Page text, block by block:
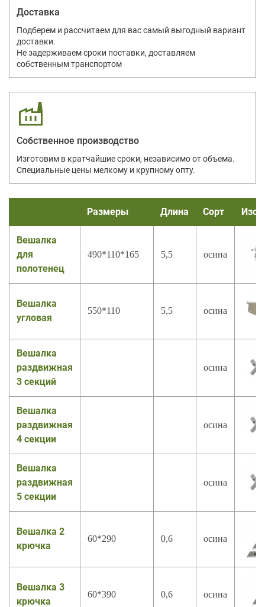
Доставка
Подберем и рассчитаем для вас самый выгодный вариант
доставки.
Не задерживаем сроки поставки, доставляем
собственным транспортом
Собственное производство
Изготовим в кратчайшие сроки, независимо от объема.
Специальные цены мелкому и крупному опту.
Размеры Длина Сорт
Вешалка
для
полотенец
490*110*165 5,5 осина
Вешалка
угловая
550*110 5,5 осина
Вешалка
раздвижная
3 секций
осина
Вешалка
раздвижная
4 секции
осина
Вешалка
раздвижная
5 секции
осина
Вешалка 2
крючка
60*290 0,6 осина
Вешалка 3
крючка
60*390 0,6 осина